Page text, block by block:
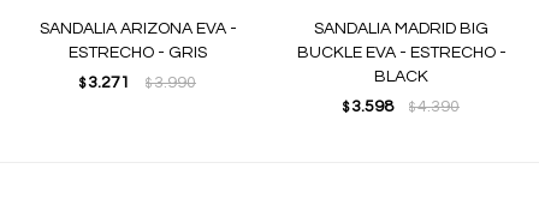
SANDALIA ARIZONA EVA -
ESTRECHO - GRIS
$3.271 $3.990
SANDALIA MADRID BIG
BUCKLE EVA - ESTRECHO -
BLACK
$3.598 $4.390